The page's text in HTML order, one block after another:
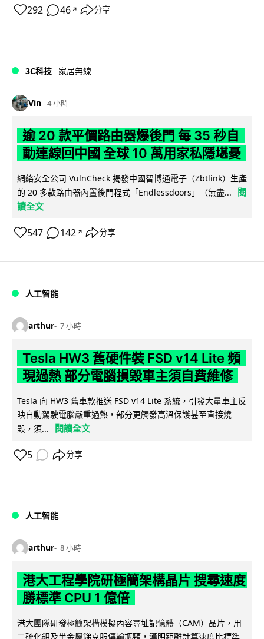
292 46 ↗ 分享
3C科技 家居無線
Vin 4 小時
逾 20 款平價路由器爆後門 每 35 秒自
動連線回中國 全球 10 萬用家私隱堪憂
網絡安全公司 VulnCheck 揭發中國智博通電子（Zbtlink）生產
的 20 多款路由器內置後門程式「Endlessdoors」（無盡...
閱
讀全文
547 142 ↗ 分享
人工智能
arthur 7 小時
Tesla HW3 舊硬件裝 FSD v14 Lite 頻
現過熱 部分電腦損毀車主須自費維修
Tesla 向 HW3 舊車款推送 FSD v14 Lite 系統，引發大量車主反
映自動駕駛電腦嚴重過熱，部分更觸發高溫保護甚至直接燒
毀，須...
閱讀全文
5 分享
人工智能
arthur 8 小時
港大工程學院研極簡架構晶片 搜尋速度
勝標準 CPU 1 億倍
港大團隊研發極簡架構模擬內容尋址記憶體（CAM）晶片，用
二硫化鉬及半金屬銻克服傳輸瓶頸，漢明距離計算速度比標準